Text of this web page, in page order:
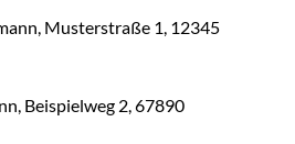
Musterstraße 1, 12345
Beispielweg 2, 67890